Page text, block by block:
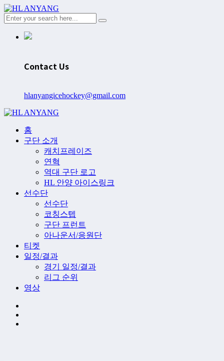
Contact Us
hlanyangicehockey@gmail.com
홈
구단 소개
캐치프레이즈
연혁
역대 구단 로고
HL 안양 아이스링크
선수단
선수단
코칭스텝
구단 프런트
아나운서/응원단
티켓
일정/결과
경기 일정/결과
리그 순위
영상